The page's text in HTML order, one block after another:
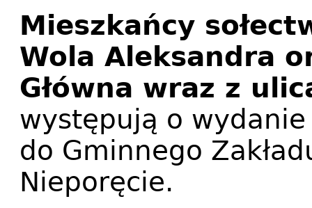
Mieszkańcy
Wola Aleksandra
Główna wraz z
występują o
do Gminnego
Nieporęcie.